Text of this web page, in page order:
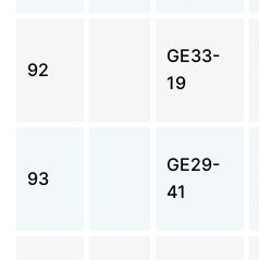
92
GE33-
19
93
GE29-
41